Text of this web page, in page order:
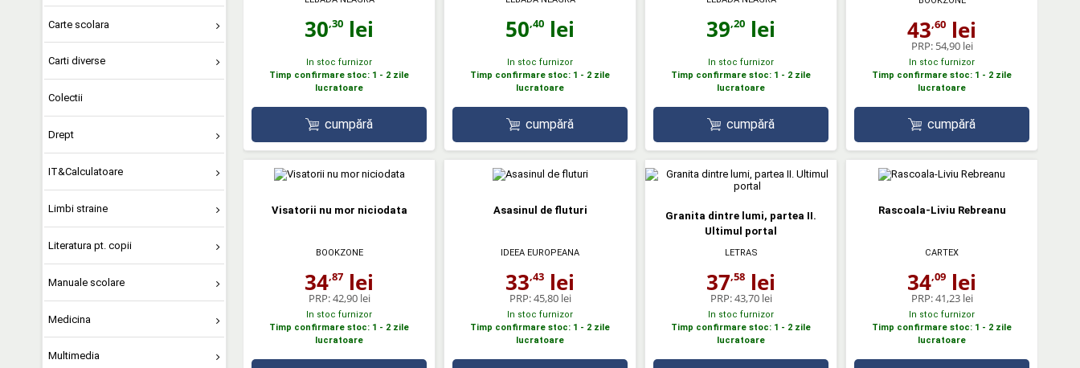
Carte scolara
Carti diverse
Colectii
Drept
IT&Calculatoare
Limbi straine
Literatura pt. copii
Manuale scolare
Medicina
Multimedia
30,30 lei
In stoc furnizor
Timp confirmare stoc: 1 - 2 zile
lucratoare
cumpără
50,40 lei
In stoc furnizor
Timp confirmare stoc: 1 - 2 zile
lucratoare
cumpără
39,20 lei
In stoc furnizor
Timp confirmare stoc: 1 - 2 zile
lucratoare
cumpără
43,60 lei
PRP: 54,90 lei
In stoc furnizor
Timp confirmare stoc: 1 - 2 zile
lucratoare
cumpără
Visatorii nu mor niciodata
BOOKZONE
34,87 lei
PRP:42,90 lei
In stoc furnizor
Timp confirmare stoc: 1 - 2 zile
lucratoare
Asasinul de fluturi
IDEEA EUROPEANA
33,43 lei
PRP:45,80 lei
In stoc furnizor
Timp confirmare stoc: 1 - 2 zile
lucratoare
Granita dintre lumi, partea II.
Ultimul portal
LETRAS
37,58 lei
PRP:43,70 lei
In stoc furnizor
Timp confirmare stoc: 1 - 2 zile
lucratoare
Rascoala-Liviu Rebreanu
CARTEX
34,09 lei
PRP:41,23 lei
In stoc furnizor
Timp confirmare stoc: 1 - 2 zile
lucratoare